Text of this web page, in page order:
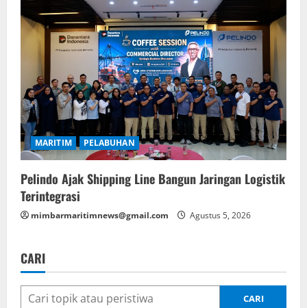
MARITIM PELABUHAN
Pelindo Ajak Shipping Line Bangun Jaringan Logistik
Terintegrasi
mimbarmaritimnews@gmail.com Agustus 5, 2026
CARI
CARI